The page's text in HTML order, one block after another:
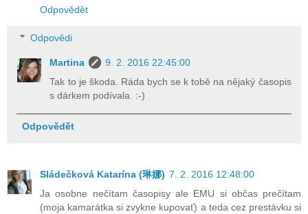
Odpovědět
Odpovědi
Martina
9. 2. 2016 22:45:00
Tak to je škoda. Ráda bych se k tobě na nějaký časopis
s dárkem podívala. :-)
Odpovědět
Sládečková Katarína (琳娜) 7. 2. 2016 12:48:00
Ja osobne nečítam časopisy ale EMU si občas prečítam
(moja kamarátka si zvykne kupovať) a teda cez prestávku si